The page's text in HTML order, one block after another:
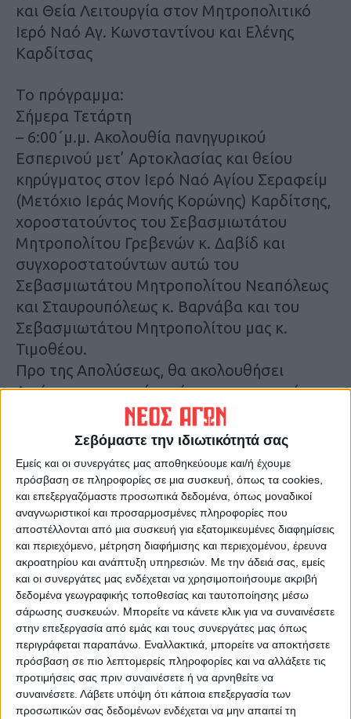
Σεβόμαστε την ιδιωτικότητά σας
Εμείς και οι συνεργάτες μας αποθηκεύουμε και/ή έχουμε
πρόσβαση σε πληροφορίες σε μια συσκευή, όπως τα cookies,
και επεξεργαζόμαστε προσωπικά δεδομένα, όπως μοναδικοί
αναγνωριστικοί και προσαρμοσμένες πληροφορίες που
αποστέλλονται από μια συσκευή για εξατομικευμένες διαφημίσεις
και περιεχόμενο, μέτρηση διαφήμισης και περιεχομένου, έρευνα
ακροατηρίου και ανάπτυξη υπηρεσιών. Με την άδειά σας, εμείς
και οι συνεργάτες μας ενδέχεται να χρησιμοποιήσουμε ακριβή
δεδομένα γεωγραφικής τοποθεσίας και ταυτοποίησης μέσω
σάρωσης συσκευών. Μπορείτε να κάνετε κλικ για να συναινέσετε
στην επεξεργασία από εμάς και τους συνεργάτες μας όπως
περιγράφεται παραπάνω. Εναλλακτικά, μπορείτε να αποκτήσετε
πρόσβαση σε πιο λεπτομερείς πληροφορίες και να αλλάξετε τις
προτιμήσεις σας πριν συναινέσετε ή να αρνηθείτε να
συναινέσετε. Λάβετε υπόψη ότι κάποια επεξεργασία των
προσωπικών σας δεδομένων ενδέχεται να μην απαιτεί τη
και Θεία Λειτουργία στον Μητροπολιτικό
Ιερό Ναό Αγ. Κωνσταντίνου και Ελένης
Καρδίτσας
Το πρόγραμμα:
Σήμερα Τετάρτη
– 6:00΄μ.μ. Ακολουθία πανηγυρικού
Εσπερινού μετ’ Αρτοκλασίας και θείου
κηρύγματος στον Ιερό Ναό Αγίου Σεραφείμ
(Μετόχιο Ιεράς Μονής Κορώνης) Καρδίτσης,
χοροστατούντος του Σεβασμιωτάτου
Μητροπολίτου Γρεβενών κ. Δαβίδ και
συγχοροστατούντων αυτώ του
Σεβασμιωτάτου Μητροπολίτου Νεαπόλεως
και Σταυρουπόλεως κ. Βαρνάβα και του
Σεβασμιωτάτου Μητροπολίτου μας κ.
Τιμοθέου.
Προ της Απολύσεως, θα ακολουθήσει
Λιτάνευση της τιμίας κάρας και της ιεράς
εικόνος του αγίου Σεραφείμ πέριξ του Ιερού
• 9:30΄μ.μ. Ιερά Αγρυπνία και Εγκώμια του
αγίου ενδόξου ιερομάρτυρος Σεραφείμ
ενώπιον της τιμίας κάρας του στον ως άνω
Ιερό Ναό (Μετόχιο).
Πέμπτη 4 Δεκεμβρίου
• 7:30΄π.μ. Ακολουθία του Όρθρου και Θεία
Λειτουργία στον Μητροπολιτικό Ιερό Ναό
Αγίων Κωνσταντίνου και Ελένης Καρδίτσης,
συλλειτουργούντων των ως άνω αγίων
Αρχιερέων μετά των Ιερέων και των
Διακόνων. Θα προεξάρχει και θα ομιλήσει ο
Σεβασμιώτατος Μητροπολίτης Νεαπόλεως
και Σταυρουπόλεως κ. Βαρνάβας.